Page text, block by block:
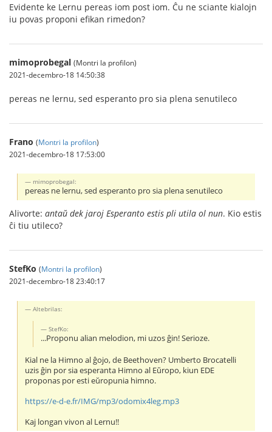
Evidente ke Lernu pereas iom post iom. Ĉu ne sciante kialojn
iu povas proponi efikan rimedon?
mimoprobegal (Montri la profilon)
2021-decembro-18 14:50:38
pereas ne lernu, sed esperanto pro sia plena senutileco
Frano (Montri la profilon)
2021-decembro-18 17:53:00
mimoprobegal:
pereas ne lernu, sed esperanto pro sia plena senutileco
Alivorte: antaŭ dek jaroj Esperanto estis pli utila ol nun. Kio estis
ĉi tiu utileco?
StefKo (Montri la profilon)
2021-decembro-18 23:40:17
Altebrilas:
StefKo:
...Proponu alian melodion, mi uzos ĝin! Serioze.
Kial ne la Himno al ĝojo, de Beethoven? Umberto Brocatelli
uzis ĝin por sia esperanta Himno al Eŭropo, kiun EDE
proponas por esti eŭropunia himno.
https://e-d-e.fr/IMG/mp3/odomix4leg.mp3
Kaj longan vivon al Lernu!!